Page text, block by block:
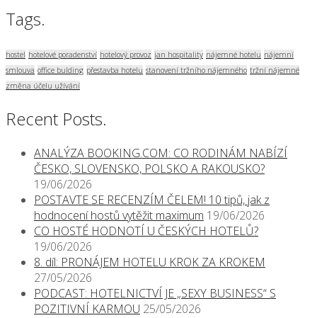
Tags.
hostel hotelové poradenství hotelový provoz jan hospitality nájemné hotelu nájemní
smlouva office bulding přestavba hotelu stanovení tržního nájemného tržní nájemné
změna účelu užívání
Recent Posts.
ANALÝZA BOOKING.COM: CO RODINÁM NABÍZÍ
ČESKO, SLOVENSKO, POLSKO A RAKOUSKO?
19/06/2026
POSTAVTE SE RECENZÍM ČELEM! 10 tipů, jak z
hodnocení hostů vytěžit maximum 19/06/2026
CO HOSTÉ HODNOTÍ U ČESKÝCH HOTELŮ?
19/06/2026
8. díl: PRONÁJEM HOTELU KROK ZA KROKEM
27/05/2026
PODCAST: HOTELNICTVÍ JE „SEXY BUSINESS“ S
POZITIVNÍ KARMOU 25/05/2026